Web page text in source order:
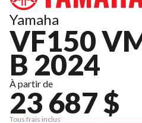
Yamaha
VF150
B 2024
À partir de
23 687 $
Tous frais inclus